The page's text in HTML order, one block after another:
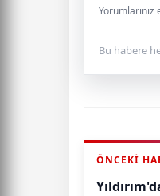
Yorumlarınız
Bu habere
ÖNCEKI